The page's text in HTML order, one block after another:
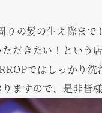
の髪の生え際まで
だきたい！という
ではしっかり洗
ますので、是非皆